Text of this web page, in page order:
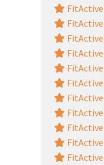
FitActive